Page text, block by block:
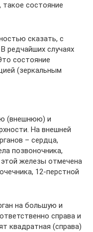
такое состояние
сказать, с
редчайших случаях
состояние
(зеркальным
(внешнюю) и
На внешней
– сердца,
позвоночника,
железы отмечена
12-перстной
на большую и
справа и
квадратная (справа)